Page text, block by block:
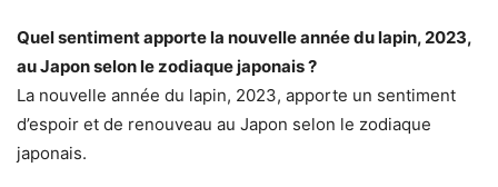
Quel sentiment apporte la nouvelle année du lapin, 2023,
au Japon selon le zodiaque japonais ?
La nouvelle année du lapin, 2023, apporte un sentiment
d’espoir et de renouveau au Japon selon le zodiaque
japonais.